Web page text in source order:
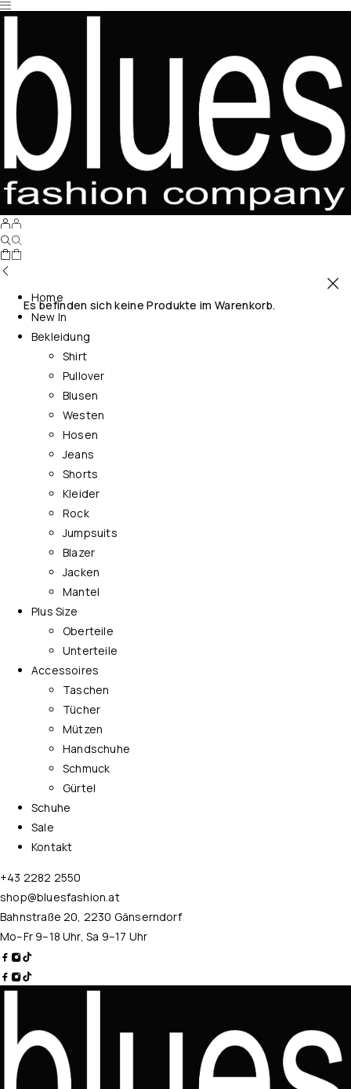
Es befinden sich keine Produkte im Warenkorb.
Home
New In
Bekleidung
Shirt
Pullover
Blusen
Westen
Hosen
Jeans
Shorts
Kleider
Rock
Jumpsuits
Blazer
Jacken
Mantel
Plus Size
Oberteile
Unterteile
Accessoires
Taschen
Tücher
Mützen
Handschuhe
Schmuck
Gürtel
Schuhe
Sale
Kontakt
+43 2282 2550
shop@bluesfashion.at
Bahnstraße 20, 2230 Gänserndorf
Mo–Fr 9–18 Uhr, Sa 9–17 Uhr